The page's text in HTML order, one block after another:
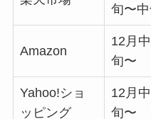
旬〜
Amazon
12月中
旬〜
Yahoo!ショ
ッピング
12月中
旬〜